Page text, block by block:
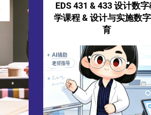
EDS 431 & 433 设计数
学课程 & 设计与实施数
育